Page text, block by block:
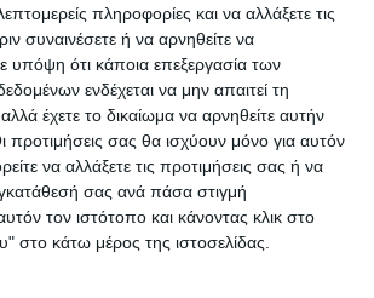
πληροφορίες και να αλλάξετε τις
συναινέσετε ή να αρνηθείτε να
υπόψη ότι κάποια επεξεργασία των
ενδέχεται να μην απαιτεί τη
έχετε το δικαίωμα να αρνηθείτε αυτήν
προτιμήσεις σας θα ισχύουν μόνο για αυτόν
να αλλάξετε τις προτιμήσεις σας ή να
σας ανά πάσα στιγμή
τον ιστότοπο και κάνοντας κλικ στο
στο κάτω μέρος της ιστοσελίδας.
ευρώ (94.445 ευρώ το 2021),
ευρώ (83.870 ευρώ το
43.305,66 ευρώ (43.000
Δήμος Ζακύνθου 2.089.170,14
ευρώ το 2021), Δήμος
ευρώ (28.908,84 ευρώ το